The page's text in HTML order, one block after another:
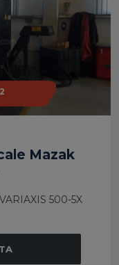
Mazak
500-5X